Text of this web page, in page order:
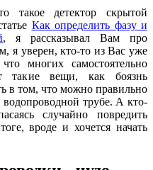
такое детектор скрытой
Как определить фазу и
, я рассказывал Вам про
я уверен, кто-то из Вас уже
многих самостоятельно
такие вещи, как боязнь
в том, что можно правильно
трубе. А кто-
случайно повредить
вроде и хочется начать